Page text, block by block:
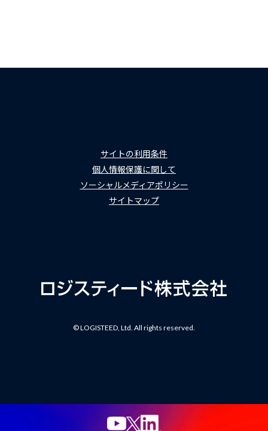
サイトの利用条件
個人情報保護に関して
ソーシャルメディアポリシー
サイトマップ
© LOGISTEED, Ltd. All rights reserved.